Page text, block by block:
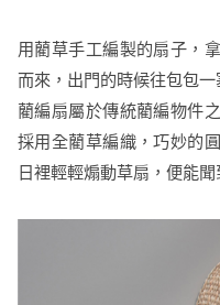
用藺草手工編製的扇子，
而來，出門的時候往包包
藺編扇屬於傳統藺編物件
採用全藺草編織，巧妙的
日裡輕輕煽動草扇，便能聞